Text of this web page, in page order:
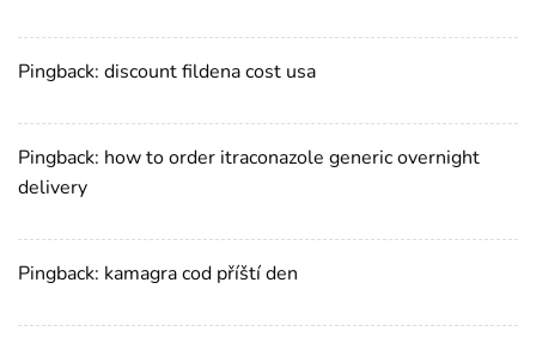
Pingback: discount fildena cost usa
Pingback: how to order itraconazole generic overnight
delivery
Pingback: kamagra cod příští den